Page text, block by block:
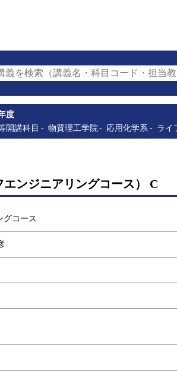
を検索（講義名・科目コード・担当教
度
開講科目
物質理工学院 応用化学系 ライ
ンジニアリングコース） C
グコース